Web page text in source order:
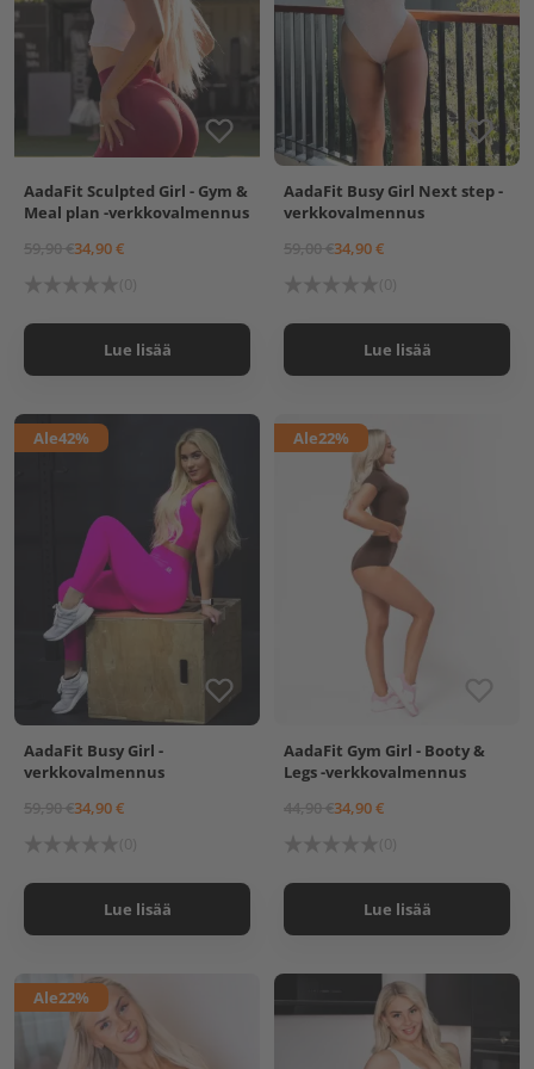
asiantuntevan opastuksen lisäksi valmentajasi 110%
tuen sekä tsempin, löydät harjoitteluusi
johdonmukaisuuden ja itsellesi aivan uudenlaisen
motivaation!
Tuu messiin AadaFitin valmennuksiin!
AadaFit Sculpted Girl - Gym &
Meal plan -verkkovalmennus
59,90 €34,90 €
Lue lisää
AadaFit Busy Girl Next step -
verkkovalmennus
59,00 €34,90 €
Lue lisää
Ale42%
AadaFit Busy Girl -
verkkovalmennus
59,90 €34,90 €
Lue lisää
Ale22%
AadaFit Gym Girl - Booty &
Legs -verkkovalmennus
44,90 €34,90 €
Lue lisää
Ale22%